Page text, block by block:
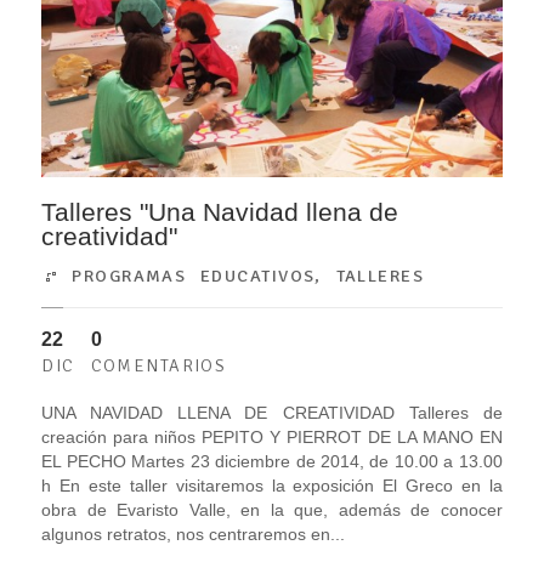
Talleres "Una Navidad llena de
creatividad"
PROGRAMAS EDUCATIVOS, TALLERES
22
DIC
0
COMENTARIOS
UNA NAVIDAD LLENA DE CREATIVIDAD Talleres de
creación para niños PEPITO Y PIERROT DE LA MANO EN
EL PECHO Martes 23 diciembre de 2014, de 10.00 a 13.00
h En este taller visitaremos la exposición El Greco en la
obra de Evaristo Valle, en la que, además de conocer
algunos retratos, nos centraremos en...